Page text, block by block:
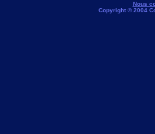
Nous
Copyright © 2004